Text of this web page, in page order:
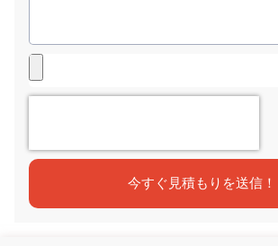
今すぐ見積もりを送信！